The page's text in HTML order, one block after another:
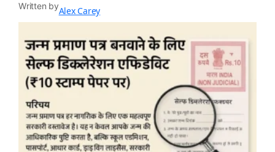
Written byAlex Carey